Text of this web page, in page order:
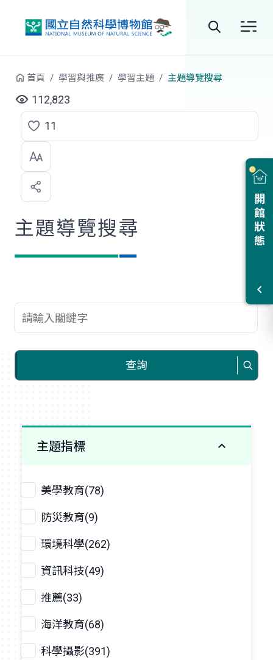
站
尋
開館狀態
首頁 學習與推廣 學習主題 主題導覽搜尋
112,823
點
選
喜
歡
11
主題導覽搜尋
查詢關鍵字
查詢
主題指標
美學教育(78)
防災教育(9)
環境科學(262)
資訊科技(49)
推薦(33)
海洋教育(68)
科學攝影(391)